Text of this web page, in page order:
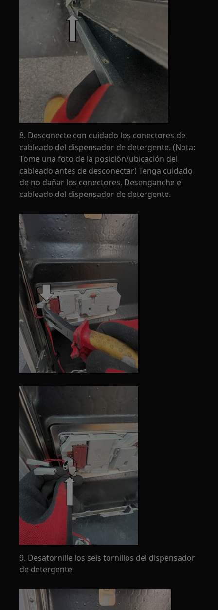
8. Desconecte con cuidado los conectores de
cableado del dispensador de detergente. (Nota:
Tome una foto de la posición/ubicación del
cableado antes de desconectar) Tenga cuidado
de no dañar los conectores. Desenganche el
cableado del dispensador de detergente.
9. Desatornille los seis tornillos del dispensador
de detergente.